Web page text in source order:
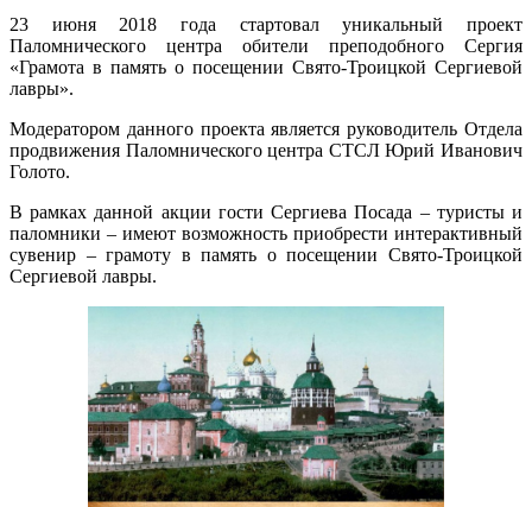
23 июня 2018 года стартовал уникальный проект
Паломнического центра обители преподобного Сергия
«Грамота в память о посещении Свято-Троицкой Сергиевой
лавры».
Модератором данного проекта является руководитель Отдела
продвижения Паломнического центра СТСЛ Юрий Иванович
Голото.
В рамках данной акции гости Сергиева Посада – туристы и
паломники – имеют возможность приобрести интерактивный
сувенир – грамоту в память о посещении Свято-Троицкой
Сергиевой лавры.